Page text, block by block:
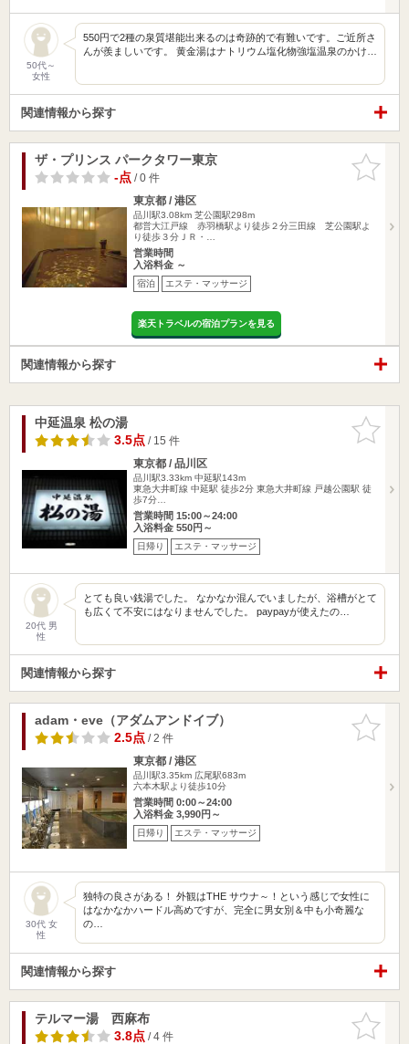
50代～
女性
550円で2種の泉質堪能出来るのは奇跡的で有難いです。ご近所さ
んが羨ましいです。 黄金湯はナトリウム塩化物強塩温泉のかけ…
関連情報から探す
お気に入
りに追加
ザ・プリンス パークタワー東京
-点/ 0 件
東京都 / 港区
品川駅3.08km 芝公園駅298m
都営大江戸線 赤羽橋駅より徒歩２分三田線 芝公園駅よ
り徒歩３分ＪＲ・…
営業時間
入浴料金 ～
宿泊 エステ・マッサージ
楽天トラベルの宿泊プランを見る
関連情報から探す
お気に入
りに追加
中延温泉 松の湯
3.5点/ 15 件
東京都 / 品川区
品川駅3.33km 中延駅143m
東急大井町線 中延駅 徒歩2分 東急大井町線 戸越公園駅 徒
歩7分…
営業時間 15:00～24:00
入浴料金 550円～
日帰り エステ・マッサージ
20代 男
性
とても良い銭湯でした。 なかなか混んでいましたが、浴槽がとて
も広くて不安にはなりませんでした。 paypayが使えたの…
関連情報から探す
お気に入
りに追加
adam・eve（アダムアンドイブ）
2.5点/ 2 件
東京都 / 港区
品川駅3.35km 広尾駅683m
六本木駅より徒歩10分
営業時間 0:00～24:00
入浴料金 3,990円～
日帰り エステ・マッサージ
30代 女
性
独特の良さがある！ 外観はTHE サウナ～！という感じで女性に
はなかなかハードル高めですが、完全に男女別＆中も小奇麗な
の…
関連情報から探す
お気に入
りに追加
テルマー湯 西麻布
3.8点/ 4 件